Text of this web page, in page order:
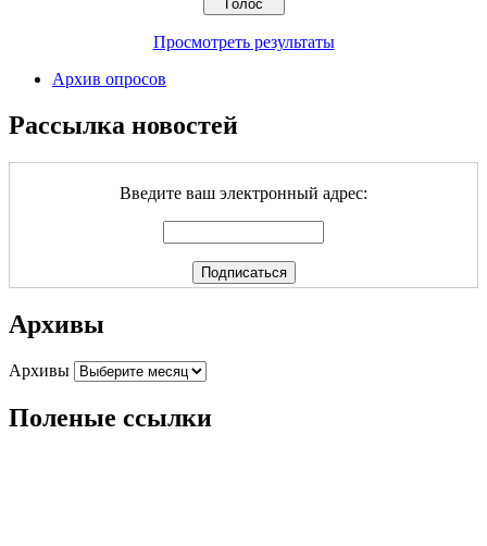
Просмотреть результаты
Архив опросов
Рассылка новостей
Введите ваш электронный адрес:
Архивы
Архивы
Поленые ссылки